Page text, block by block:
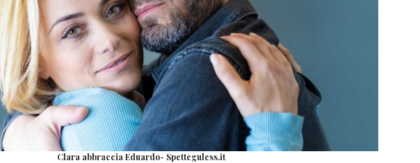
Clara abbraccia Eduardo- Spetteguless.it